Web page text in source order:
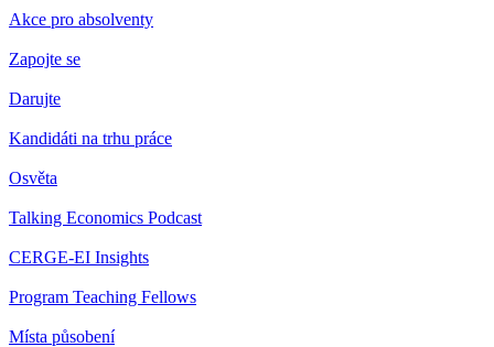
Akce pro absolventy
Zapojte se
Darujte
Kandidáti na trhu práce
Osvěta
Talking Economics Podcast
CERGE-EI Insights
Program Teaching Fellows
Místa působení